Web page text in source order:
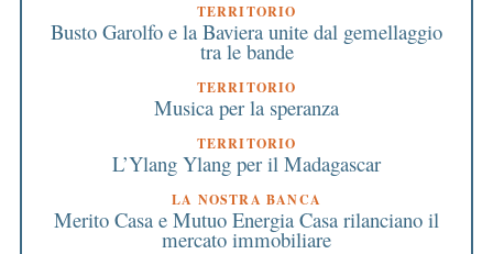
TERRITORIO
Busto Garolfo e la Baviera unite dal gemellaggio
tra le bande
TERRITORIO
Musica per la speranza
TERRITORIO
L’Ylang Ylang per il Madagascar
LA NOSTRA BANCA
Merito Casa e Mutuo Energia Casa rilanciano il
mercato immobiliare